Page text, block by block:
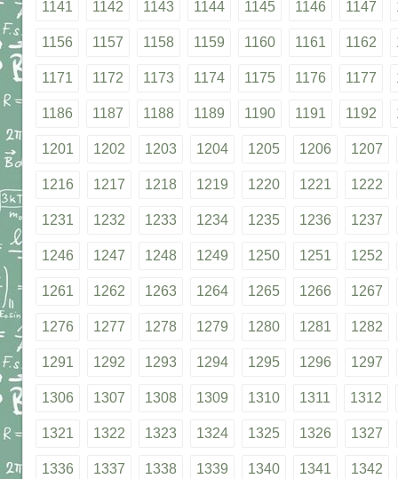
1141 1142 1143 1144 1145 1146 1147
1156 1157 1158 1159 1160 1161 1162
1171 1172 1173 1174 1175 1176 1177
1186 1187 1188 1189 1190 1191 1192
1201 1202 1203 1204 1205 1206 1207
1216 1217 1218 1219 1220 1221 1222
1231 1232 1233 1234 1235 1236 1237
1246 1247 1248 1249 1250 1251 1252
1261 1262 1263 1264 1265 1266 1267
1276 1277 1278 1279 1280 1281 1282
1291 1292 1293 1294 1295 1296 1297
1306 1307 1308 1309 1310 1311 1312
1321 1322 1323 1324 1325 1326 1327
1336 1337 1338 1339 1340 1341 1342